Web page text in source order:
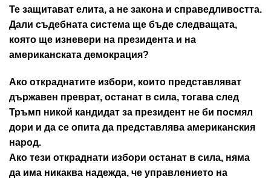
Те защитават елита, а не закона и справедливостта.
Дали съдебната система ще бъде следващата,
която ще изневери на президента и на
американската демокрация?
Ако откраднатите избори, които представляват
държавен преврат, останат в сила, тогава след
Тръмп никой кандидат за президент не би посмял
дори и да се опита да представлява американския
народ.
Ако тези откраднати избори останат в сила, няма
да има никаква надежда, че управлението на